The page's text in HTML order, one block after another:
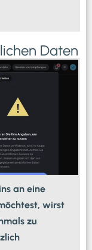
Daten
an eine
wirst
zu